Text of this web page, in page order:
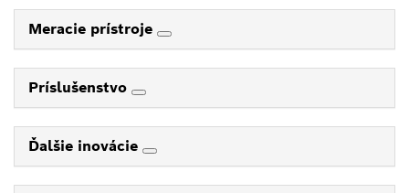
Meracie prístroje
Príslušenstvo
Ďalšie inovácie